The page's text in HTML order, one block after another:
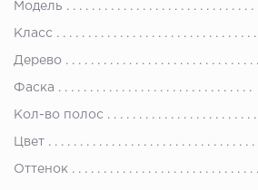
Модель
Класс
Дерево
Фаска
Кол-во полос
Цвет
Оттенок